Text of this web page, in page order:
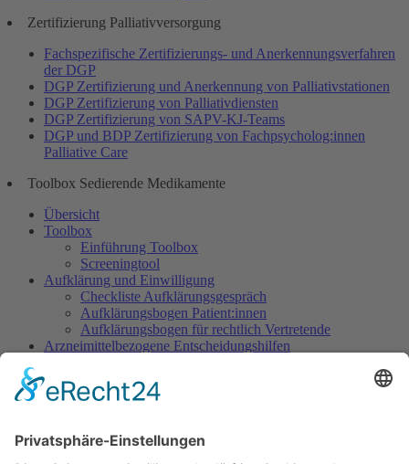
Zertifizierung Palliativversorgung
Fachspezifische Zertifizierungs- und Anerkennungsverfahren
der DGP
DGP Zertifizierung und Anerkennung von Palliativstationen
DGP Zertifizierung von Palliativdiensten
DGP Zertifizierung von SAPV-KJ-Teams
DGP und BDP Zertifizierung von Fachpsycholog:innen
Palliative Care
Toolbox Sedierende Medikamente
Übersicht
Toolbox
Einführung Toolbox
Screeningtool
Aufklärung und Einwilligung
Checkliste Aufklärungsgespräch
Aufklärungsbogen Patient:innen
Aufklärungsbogen für rechtlich Vertretende
Arzneimittelbezogene Entscheidungshilfen
Warnliste
Dokumentation
Indikation Existenzielles Leiden
Wunsch nach Sedierung, um das eigene Leben zu